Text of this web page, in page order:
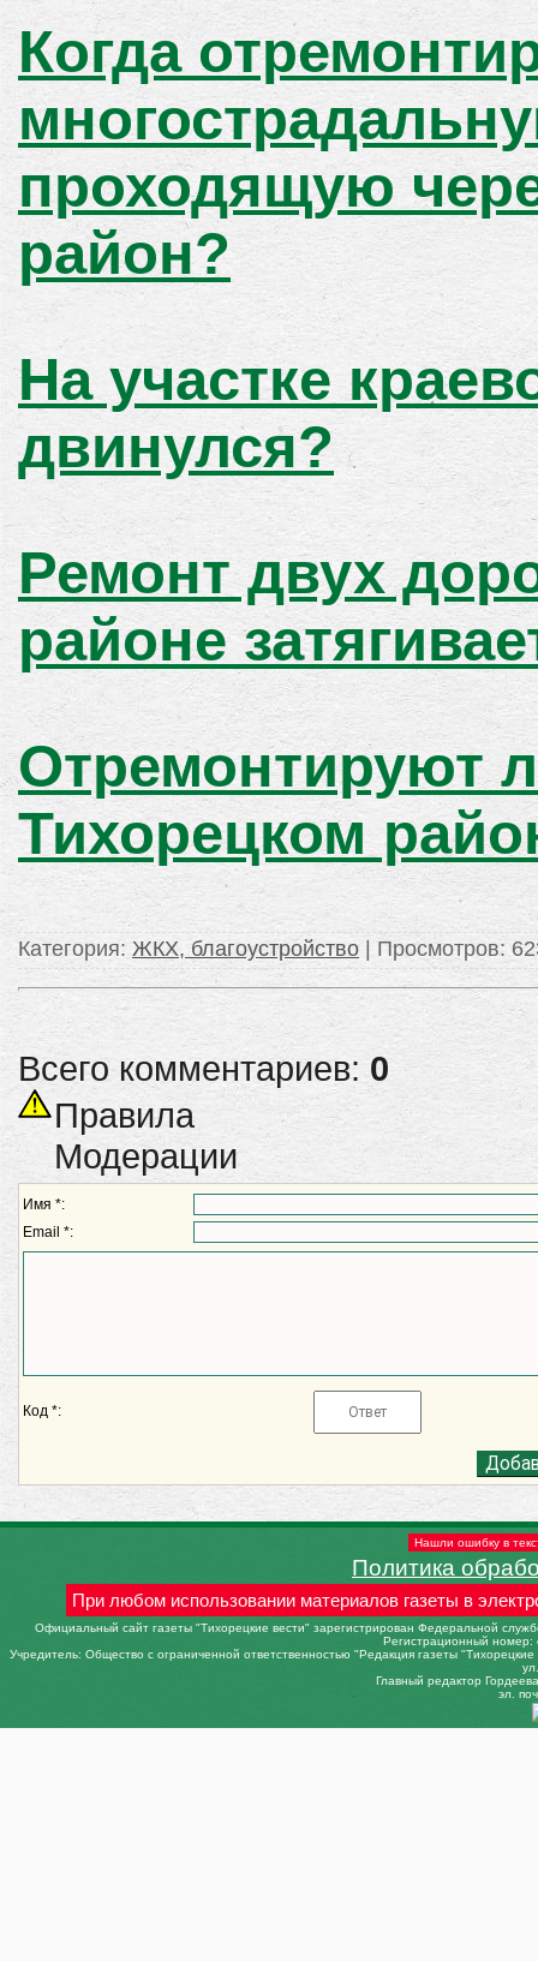
Когда
проходящую
район?
На участке
двинулся?
Ремонт двух
районе
Отремонтируют
Тихорецком
Категория: ЖКХ, благоустройство Просмотров:
Всего комментариев: 0
Правила
Модерации
Имя *:
Email *:
Код *:
Нашли ошибку в
Политика
При любом использовании материалов газеты в
Официальный сайт газеты "Тихорецкие вести" зарегистрирован Федеральной
Регистрационный
Учредитель: Общество с ограниченной ответственностью "Редакция газеты
Главный редактор
эл.